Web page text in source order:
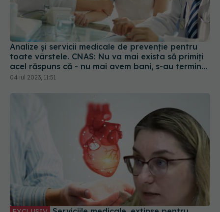
Analize și servicii medicale de prevenţie pentru
toate vârstele. CNAS: Nu va mai exista să primiți
acel răspuns că - nu mai avem bani, s-au terminat
banii!
04 iul 2023, 11:51
EXCLUSIV